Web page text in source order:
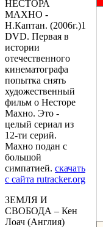
НЕСТОРА
МАХНО -
Н.Каптан. (2006г.)1
DVD. Первая в
истории
отечественного
кинематографа
попытка снять
художественный
фильм о Несторе
Махно. Это -
целый сериал из
12-ти серий.
Махно подан с
большой
симпатией. скачать
с сайта rutracker.org
ЗЕМЛЯ И
СВОБОДА – Кен
Лоач (Англия)